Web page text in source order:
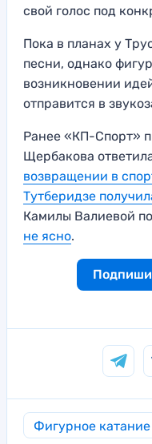
свой голос под
Пока в планах у
песни, однако
возникновении
отправится в
Ранее «КП-Спорт»
Щербакова
возвращении в
Тутберидзе
Камилы Валиевой
не ясно.
Фигурное катание